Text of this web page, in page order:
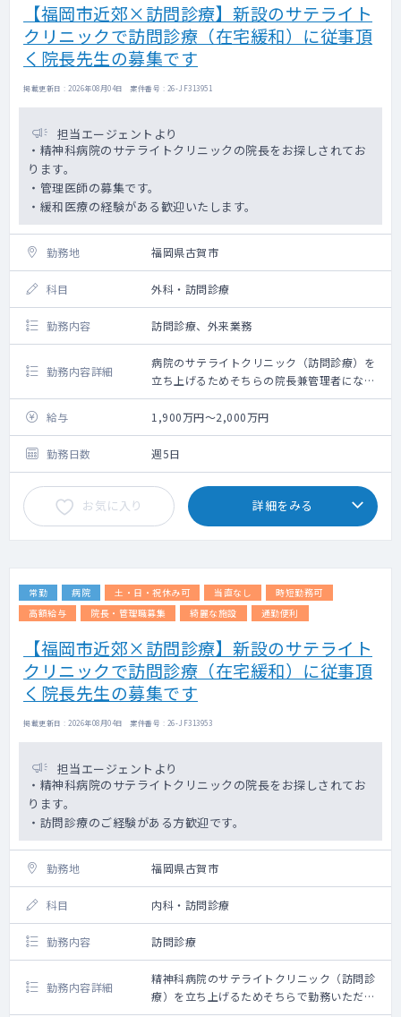
【福岡市近郊×訪問診療】新設のサテライト
クリニックで訪問診療（在宅緩和）に従事頂
く院長先生の募集です
掲載更新日 : 2026年08月04日 案件番号 : 26-JF313951
担当エージェントより
・精神科病院のサテライトクリニックの院長をお探しされてお
ります。
・管理医師の募集です。
・緩和医療の経験がある歓迎いたします。
勤務地 福岡県古賀市
科目 外科・訪問診療
勤務内容 訪問診療、外来業務
勤務内容詳細
病院のサテライトクリニック（訪問診療）を
立ち上げるためそちらの院長兼管理者になっ
ていただける方を探しております。
給与
1,900万円～2,000万円
勤務日数 週5日
お気に入り 詳細をみる
常勤 病院 土・日・祝休み可 当直なし
時短勤務可
高額給与
院長・管理職募集 綺麗な施設 通勤便利
【福岡市近郊×訪問診療】新設のサテライト
クリニックで訪問診療（在宅緩和）に従事頂
く院長先生の募集です
掲載更新日 : 2026年08月04日 案件番号 : 26-JF313953
担当エージェントより
・精神科病院のサテライトクリニックの院長をお探しされてお
ります。
・訪問診療のご経験がある方歓迎です。
勤務地 福岡県古賀市
科目 内科・訪問診療
勤務内容 訪問診療
勤務内容詳細
精神科病院のサテライトクリニック（訪問診
療）を立ち上げるためそちらで勤務いただけ
る方を探しております。